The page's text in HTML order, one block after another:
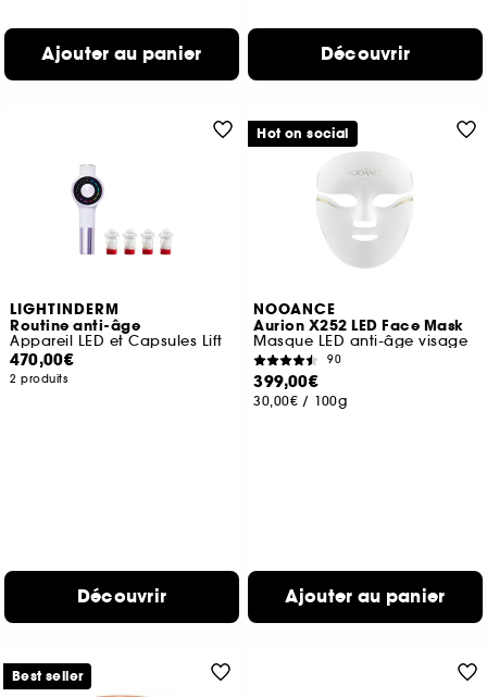
Ajouter au panier Découvrir
LIGHTINDERM
Routine anti-âge
Appareil LED et Capsules Lift
470,00€
2 produits
Découvrir
NOOANCE
Aurion X252 LED Face Mask
Masque LED anti-âge visage
90
399,00€
30,00€ / 100g
Ajouter au panier
Hot on social
Best seller